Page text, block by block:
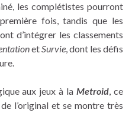
les complétistes pourront
fois, tandis que les
d’intégrer les classements
etSurvie, dont les défis
aux jeux à laMetroid, ce
l’original et se montre très